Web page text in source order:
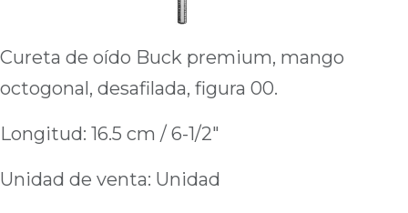
Cureta de oído Buck premium, mango
octogonal, desafilada, figura 00.
Longitud: 16.5 cm / 6-1/2"
Unidad de venta: Unidad